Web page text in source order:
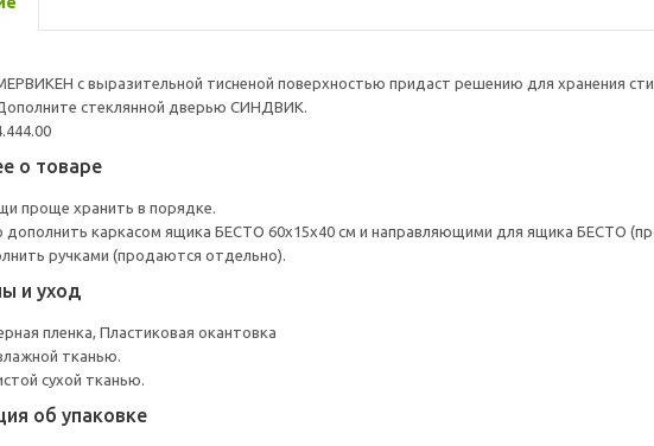
с выразительной тисненой поверхностью придаст решению для хранения
стеклянной дверью СИНДВИК.
о товаре
проще хранить в порядке.
каркасом ящика БЕСТО 60х15х40 см и направляющими для ящика БЕСТО
ручками (продаются отдельно).
и уход
пленка, Пластиковая окантовка
тканью.
сухой тканью.
об упаковке